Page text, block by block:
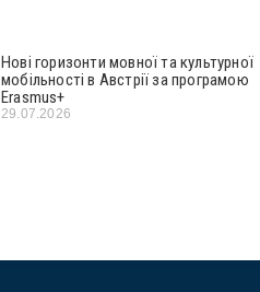
Нові горизонти мовної та культурної
мобільності в Австрії за програмою
Erasmus+
29.07.2026